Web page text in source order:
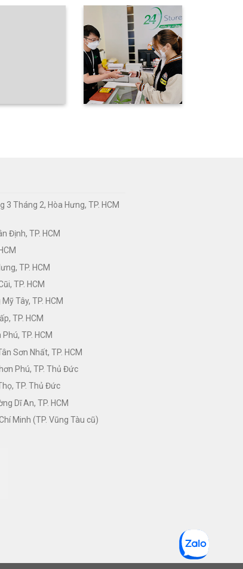
3 Tháng 2, Hòa Hưng, TP. HCM
Định, TP. HCM
TP. HCM
TP. HCM
Tây, TP. HCM
TP. HCM
TP. HCM
Sơn Nhất, TP. HCM
Phú, TP. Thủ Đức
TP. Thủ Đức
Dĩ An, TP. HCM
Minh (TP. Vũng Tàu cũ)